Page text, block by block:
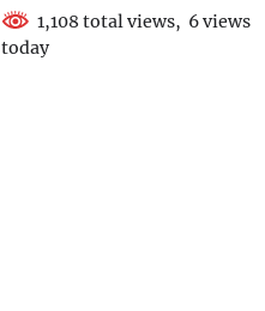
1,108 total views, 6 views
today